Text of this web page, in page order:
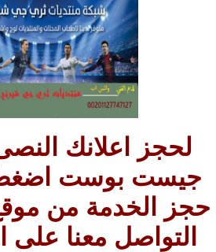
لحجز اعلانك النصى
جيست بوست اضغط
حجز الخدمة من
التواصل معنا على